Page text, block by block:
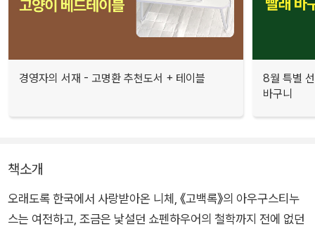
경영자의 서재 - 고명환 추천도서 + 테이블
8월 특별
바구니
책소개
오래도록 한국에서 사랑받아온 니체, 《고백록》의 아우구스티누
스는 여전하고, 조금은 낯설던 쇼펜하우어의 철학까지 전에 없던